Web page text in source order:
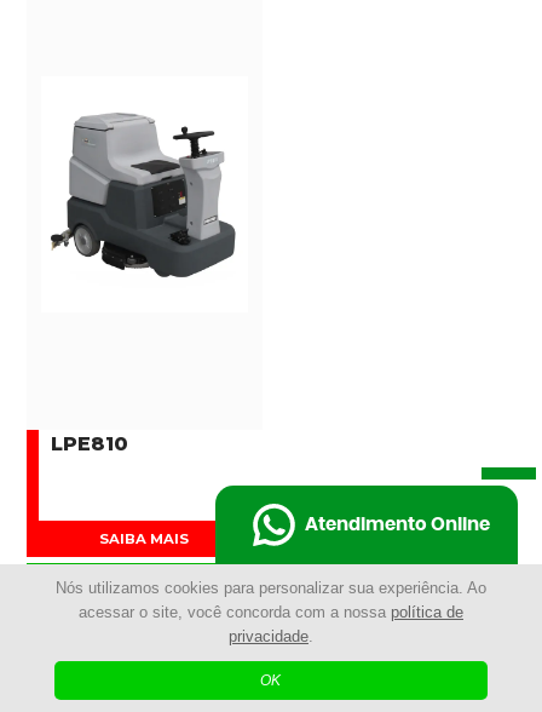
Nós utilizamos cookies para personalizar sua experiência. Ao
acessar o site, você concorda com a nossa política de
privacidade.
OK
LPE810
SAIBA MAIS
COMPRAR AGORA
Atendimento Online